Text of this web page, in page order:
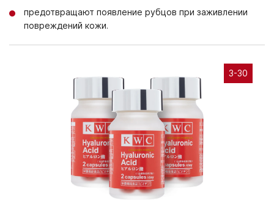
предотвращают появление рубцов при заживлении
повреждений кожи.
3-30